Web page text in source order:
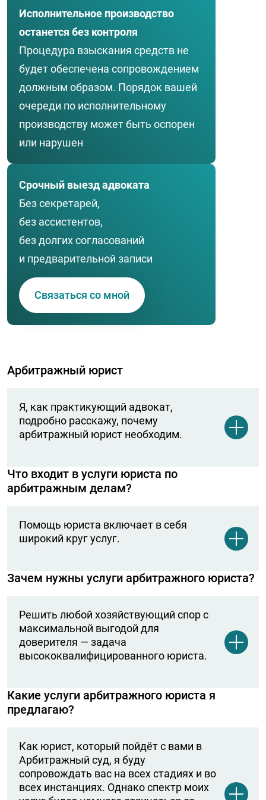
Исполнительное производство
останется без контроля
Процедура взыскания средств не
будет обеспечена сопровождением
должным образом. Порядок вашей
очереди по исполнительному
производству может быть оспорен
или нарушен
Срочный выезд адвоката
Без секретарей,
без ассистентов,
без долгих согласований
и предварительной записи
Связаться со мной
Арбитражный юрист
Я, как практикующий адвокат,
подробно расскажу, почему
арбитражный юрист необходим.
Вы увидите, что опытный специалист может
присоединиться к разбирательству на
доверителя исход дела.
Что входит в услуги юриста по
арбитражным делам?
Помощь юриста включает в себя
широкий круг услуг.
Юридическая консультация
решения проблемы. Проведу анализ
имеющихся у вас документов. При
необходимости организую проведение
необходимых экспертиз, получу и
Проверка оппонента
Я соберу полную информацию о вашем
учреждения.
Подготовка доказательной базы
Собираются все необходимые
Зачем нужны услуги арбитражного юриста?
Решить любой хозяйствующий спор с
максимальной выгодой для
доверителя — задача
высококвалифицированного юриста.
К сфере деятельности арбитражного юриста
относятся возникающие у компаний в ходе
невыполнения одной из сторон своих
обязательств по договору или по вопросу
признания договоров недействительными,
их изменения или расторжения (а иногда
Какие услуги арбитражного юриста я
предлагаю?
Как юрист, который пойдёт с вами в
Арбитражный суд, я буду
сопровождать вас на всех стадиях и во
всех инстанциях. Однако спектр моих